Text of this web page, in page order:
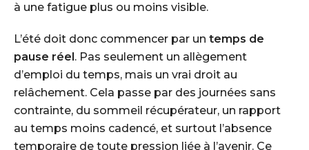
à une fatigue plus ou moins visible.
L’été doit donc commencer par un temps de
pause réel. Pas seulement un allègement
d’emploi du temps, mais un vrai droit au
relâchement. Cela passe par des journées sans
contrainte, du sommeil récupérateur, un rapport
au temps moins cadencé, et surtout l’absence
temporaire de toute pression liée à l’avenir. Ce